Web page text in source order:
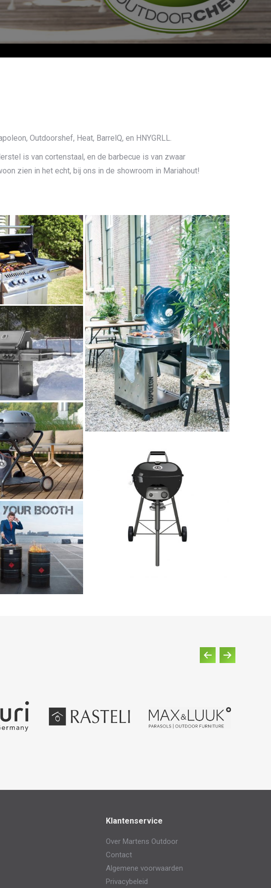
Outdoorshef, Heat, BarrelQ, en HNYGRLL.
is van cortenstaal, en de barbecue is van zwaar
zien in het echt, bij ons in de showroom in Mariahout!
Klantenservice
Over Martens Outdoor
Contact
Algemene voorwaarden
Privacybeleid